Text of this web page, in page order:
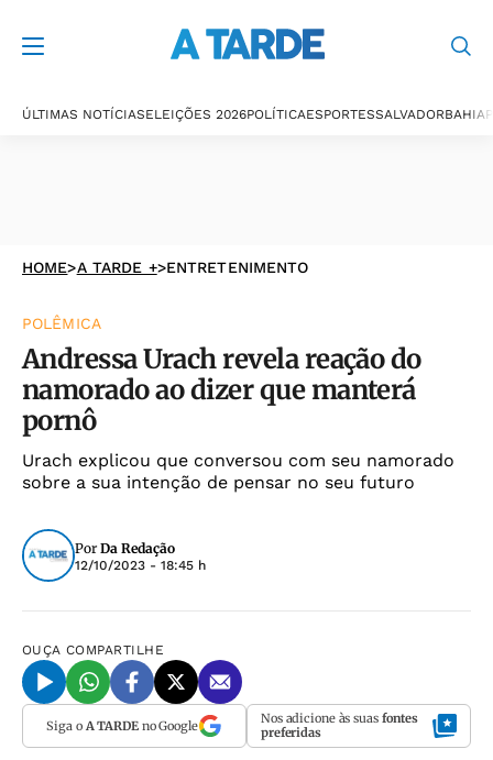
ÚLTIMAS NOTÍCIASELEIÇÕES 2026POLÍTICAESPORTESSALVADORBAHIA
HOME>A TARDE +>ENTRETENIMENTO
POLÊMICA
Andressa Urach revela reação do
namorado ao dizer que manterá
pornô
Urach explicou que conversou com seu namorado
sobre a sua intenção de pensar no seu futuro
Por Da Redação
12/10/2023 - 18:45 h
OUÇA COMPARTILHE
Siga o A TARDEno Google Nos adicione às suas fontes
preferidas